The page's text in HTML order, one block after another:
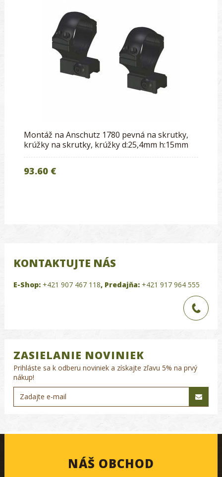
Montáž na Anschutz 1780 pevná na skrutky,
krúžky na skrutky, krúžky d:25,4mm h:15mm
93.60 €
KONTAKTUJTE NÁS
E-Shop: +421 907 467 118, Predajňa: +421 917 964 555
ZASIELANIE NOVINIEK
Prihláste sa k odberu noviniek a získajte zľavu 5% na prvý
nákup!
NÁŠ OBCHOD